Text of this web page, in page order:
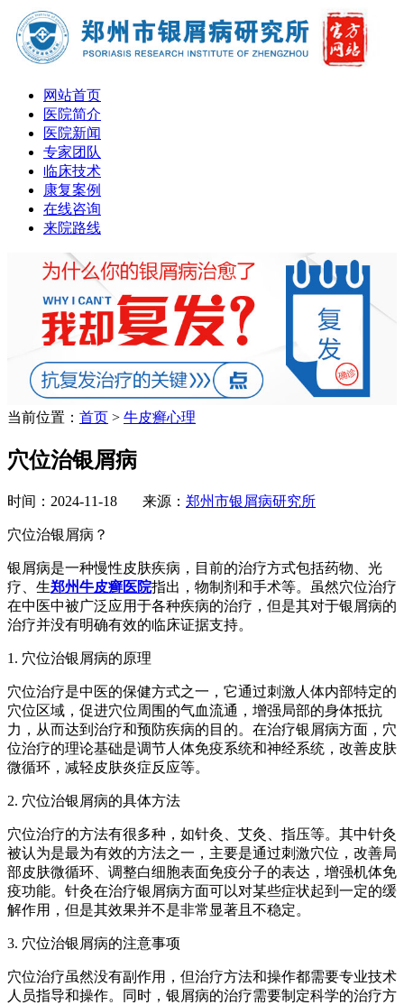
网站首页
医院简介
医院新闻
专家团队
临床技术
康复案例
在线咨询
来院路线
当前位置： 首页 > 牛皮癣心理
穴位治银屑病
时间：2024-11-18 来源： 郑州市银屑病研究所
穴位治银屑病？
银屑病是一种慢性皮肤疾病，目前的治疗方式包括药物、光
疗、生郑州牛皮癣医院指出，物制剂和手术等。虽然穴位治疗
在中医中被广泛应用于各种疾病的治疗，但是其对于银屑病的
治疗并没有明确有效的临床证据支持。
1. 穴位治银屑病的原理
穴位治疗是中医的保健方式之一，它通过刺激人体内部特定的
穴位区域，促进穴位周围的气血流通，增强局部的身体抵抗
力，从而达到治疗和预防疾病的目的。在治疗银屑病方面，穴
位治疗的理论基础是调节人体免疫系统和神经系统，改善皮肤
微循环，减轻皮肤炎症反应等。
2. 穴位治银屑病的具体方法
穴位治疗的方法有很多种，如针灸、艾灸、指压等。其中针灸
被认为是最为有效的方法之一，主要是通过刺激穴位，改善局
部皮肤微循环、调整白细胞表面免疫分子的表达，增强机体免
疫功能。针灸在治疗银屑病方面可以对某些症状起到一定的缓
解作用，但是其效果并不是非常显著且不稳定。
3. 穴位治银屑病的注意事项
穴位治疗虽然没有副作用，但治疗方法和操作都需要专业技术
人员指导和操作。同时，银屑病的治疗需要制定科学的治疗方